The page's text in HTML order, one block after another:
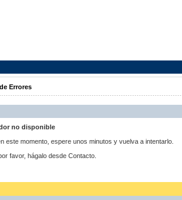
Errores
no disponible
este momento, espere unos minutos y vuelva a intentarlo.
favor, hágalo desde Contacto.